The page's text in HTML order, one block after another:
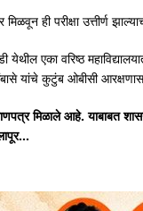
ही परीक्षा उत्तीर्ण
एका वरिष्ठ
यांचे कुटुंब ओबीसी
मिळाले आहे. याबाबत